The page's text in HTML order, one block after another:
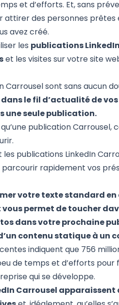
et d’efforts. Et, sans
attirer des personnes
avez créé.
les publications
et les visites sur votre site
Carrousel sont sans aucun
le fil d’actualité de
une seule publication.
publication
publications LinkedIn
parcourir rapidement vos
votre texte standard
permet de toucher
dans votre prochaine
contenu statique à un
indiquent que 756
de temps et d’efforts
qui se développe.
Carrousel